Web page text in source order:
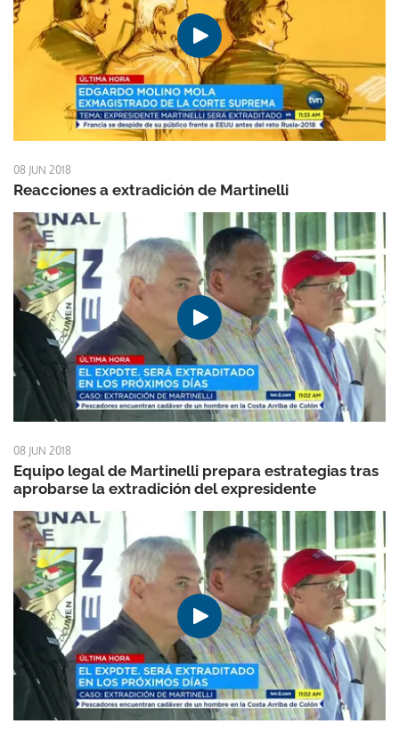
08 JUN 2018
Reacciones a extradición de Martinelli
08 JUN 2018
Equipo legal de Martinelli prepara estrategias tras
aprobarse la extradición del expresidente